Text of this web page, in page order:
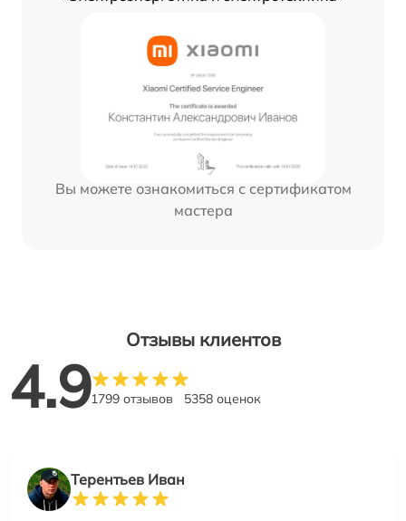
Вы можете ознакомиться с сертификатом
мастера
Отзывы клиентов
4.91799 отзывов 5358 оценок
Терентьев Иван